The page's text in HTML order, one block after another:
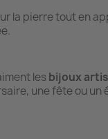
la pierre tout en
lesbijoux
une fête ou un